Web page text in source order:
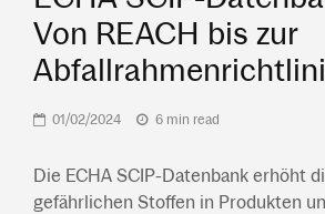
Von REACH bis zur
01/02/2024 6 min read
Die ECHA SCIP-Datenbank erhöht
gefährlichen Stoffen in Produkten